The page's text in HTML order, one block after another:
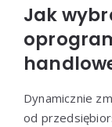
Jak
Dynamicznie
od